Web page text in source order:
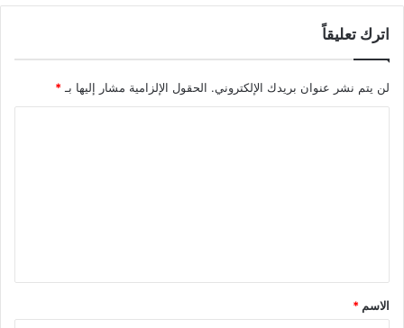
اترك تعليقاً
لن يتم نشر عنوان بريدك الإلكتروني. الحقول الإلزامية مشار إليها بـ*
ق
*
الاسم *